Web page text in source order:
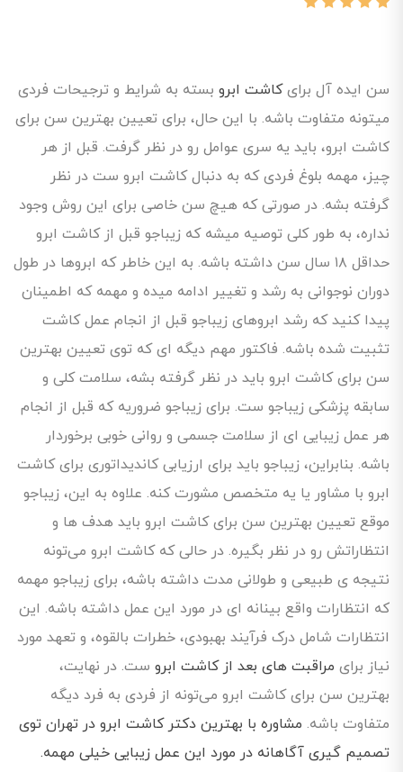
سن ایده آل برایکاشت ابرو بسته به شرایط و ترجیحات فردی
میتونه متفاوت باشه. با این حال، برای تعیین بهترین سن برای
کاشت ابرو، باید یه سری عوامل رو در نظر گرفت. قبل از هر
چیز، مهمه بلوغ فردی که به دنبال کاشت ابرو ست در نظر
گرفته بشه. در صورتی که هیچ سن خاصی برای این روش وجود
نداره، به طور کلی توصیه میشه که زیباجو قبل از کاشت ابرو
حداقل ۱۸ سال سن داشته باشه. به این خاطر که ابروها در طول
دوران نوجوانی به رشد و تغییر ادامه میده و مهمه که اطمینان
پیدا کنید که رشد ابروهای زیباجو قبل از انجام عمل کاشت
تثبیت شده باشه. فاکتور مهم دیگه ای که توی تعیین بهترین
سن برای کاشت ابرو باید در نظر گرفته بشه، سلامت کلی و
سابقه پزشکی زیباجو ست. برای زیباجو ضروریه که قبل از انجام
هر عمل زیبایی ای از سلامت جسمی و روانی خوبی برخوردار
باشه. بنابراین، زیباجو باید برای ارزیابی کاندیداتوری برای کاشت
ابرو با مشاور یا یه متخصص مشورت کنه. علاوه به این، زیباجو
موقع تعیین بهترین سن برای کاشت ابرو باید هدف ها و
انتظاراتش رو در نظر بگیره. در حالی که کاشت ابرو می‌تونه
نتیجه ی طبیعی و طولانی مدت داشته باشه، برای زیباجو مهمه
که انتظارات واقع بینانه ای در مورد این عمل داشته باشه. این
انتظارات شامل درک فرآیند بهبودی، خطرات بالقوه، و تعهد مورد
نیاز برای مراقبت های بعد از کاشت ابرو ست. در نهایت،
بهترین سن برای کاشت ابرو می‌تونه از فردی به فرد دیگه
متفاوت باشه. مشاوره با بهترین دکتر کاشت ابرو در تهران توی
تصمیم گیری آگاهانه در مورد این عمل زیبایی خیلی مهمه.